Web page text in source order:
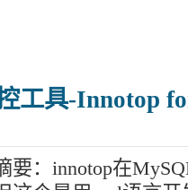
工具-Innotop
要：innotop在